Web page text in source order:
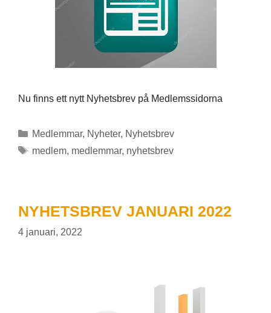
Nu finns ett nytt Nyhetsbrev på Medlemssidorna
Kategorier
Medlemmar, Nyheter, Nyhetsbrev
Etiketter
medlem, medlemmar, nyhetsbrev
NYHETSBREV JANUARI 2022
4 januari, 2022